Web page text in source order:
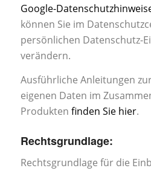
Google-
können Sie im
persönlichen Datenschutz-
verändern.
Ausführliche Anleitungen
eigenen Daten im
Produkten finden Sie hier.
Rechtsgrundlage:
Rechtsgrundlage für die